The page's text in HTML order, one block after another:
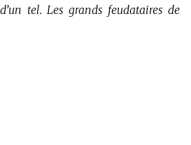
tel. Les grands feudataires de